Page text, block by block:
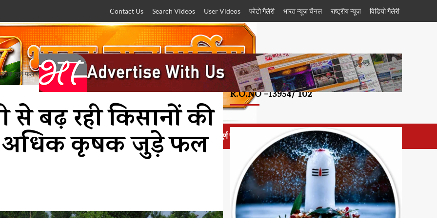
Contact Us Search Videos User Videos फोटो गैलेरी भारत न्यूज़ चैनल राष्ट्रीय न्यूज़ विडियो गैलेरी
की पसंद मेरा कोना-मेरी कलम AI / तकनीक / विज्ञान महत्वपूर्ण योजनाएं Contact Us प्रादेशिक खबर
कृषक जुड़े फल उत्पादन से
बढ़ रही किसानों की
अधिक कृषक जुड़े फल
R.O.NO -13954/ 102